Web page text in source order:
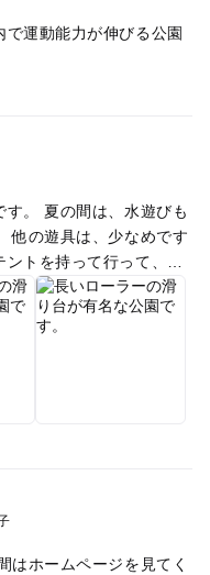
で運動能力が伸びる公園
。 夏の間は、水遊びも
他の遊具は、少なめです
トを持って行って、ピ
、5月には、鯉のぼり🎏
に、屋台が出ています
行った方がいいです。
はホームページを見てく